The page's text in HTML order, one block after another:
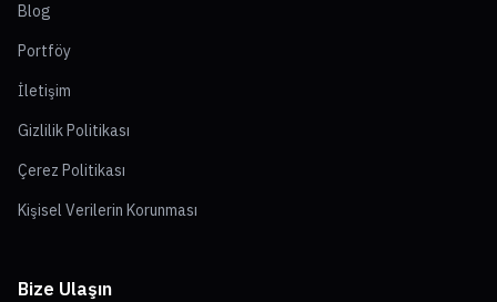
Blog
Portföy
İletişim
Gizlilik Politikası
Çerez Politikası
Kişisel Verilerin Korunması
Bize Ulaşın